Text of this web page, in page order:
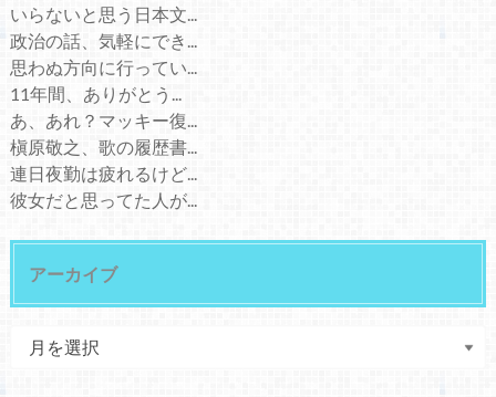
いらないと思う日本文...
政治の話、気軽にでき...
思わぬ方向に行ってい...
11年間、ありがとう...
あ、あれ？マッキー復...
槇原敬之、歌の履歴書...
連日夜勤は疲れるけど...
彼女だと思ってた人が...
アーカイブ